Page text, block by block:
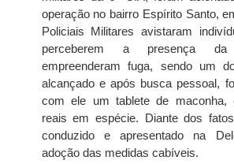
operação no bairro Espírito Santo,
Policiais Militares avistaram
perceberem a presença da
empreenderam fuga, sendo um
alcançado e após busca pessoal,
com ele um tablete de maconha,
reais em espécie. Diante dos
conduzido e apresentado na
adoção das medidas cabíveis.